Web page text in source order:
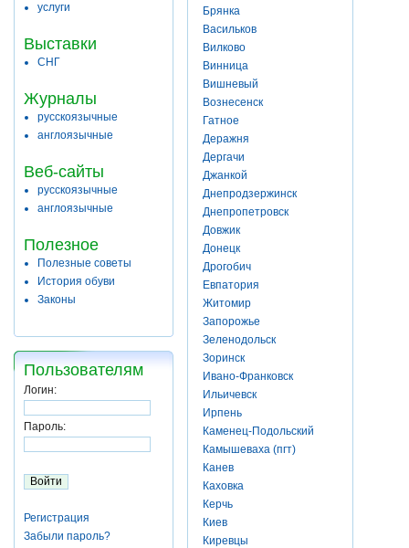
услуги
Выставки
СНГ
Журналы
русскоязычные
англоязычные
Веб-сайты
русскоязычные
англоязычные
Полезное
Полезные советы
История обуви
Законы
Пользователям
Логин:
Пароль:
Регистрация
Забыли пароль?
Брянка
Васильков
Вилково
Винница
Вишневый
Вознесенск
Гатное
Деражня
Дергачи
Джанкой
Днепродзержинск
Днепропетровск
Довжик
Донецк
Дрогобич
Евпатория
Житомир
Запорожье
Зеленодольск
Зоринск
Ивано-Франковск
Ильичевск
Ирпень
Каменец-Подольский
Камышеваха (пгт)
Канев
Каховка
Керчь
Киев
Киревцы